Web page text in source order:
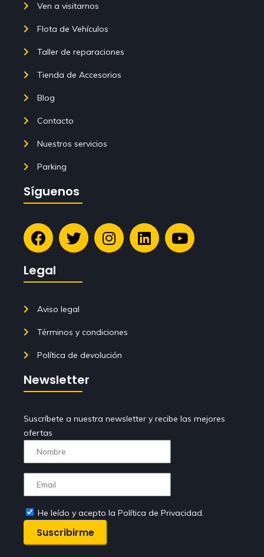
Ven a visitarnos
Flota de Vehículos
Taller de reparaciones
Tienda de Accesorios
Blog
Contacto
Nuestros servicios
Parking
Síguenos
Legal
Aviso legal
Términos y condiciones
Política de devolución
Newsletter
Suscríbete a nuestra newsletter y recibe las mejores
ofertas
He leído y acepto la Política de Privacidad.